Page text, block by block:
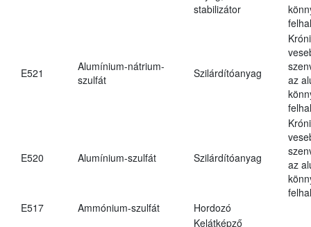
stabilizátor
E521
Alumínium-nátrium-
szulfát
Szilárdítóanyag
az
E520 Alumínium-szulfát Szilárdítóanyag
az
E517
Ammónium-szulfát Hordozó
Kelátképző